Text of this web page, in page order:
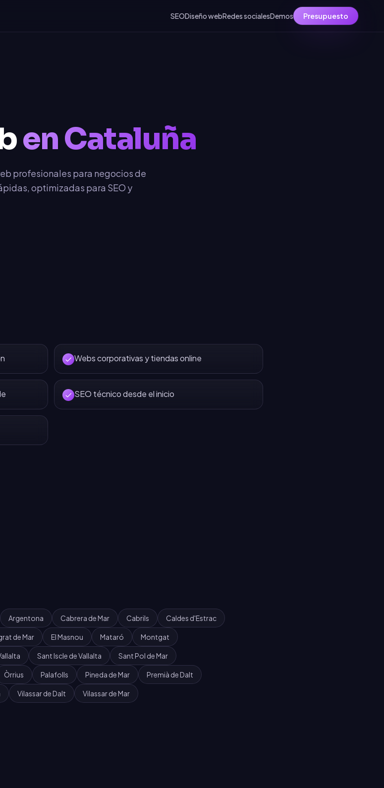
SEODiseño webRedes socialesDemos Presupuesto
en Cataluña
profesionales para negocios de
optimizadas para SEO y
Webs corporativas y tiendas online
SEO técnico desde el inicio
Argentona Cabrera de Mar Cabrils Caldes d'Estrac
de Mar El Masnou Mataró Montgat
Sant Iscle de Vallalta Sant Pol de Mar
Òrrius Palafolls Pineda de Mar Premià de Dalt
Vilassar de Dalt Vilassar de Mar